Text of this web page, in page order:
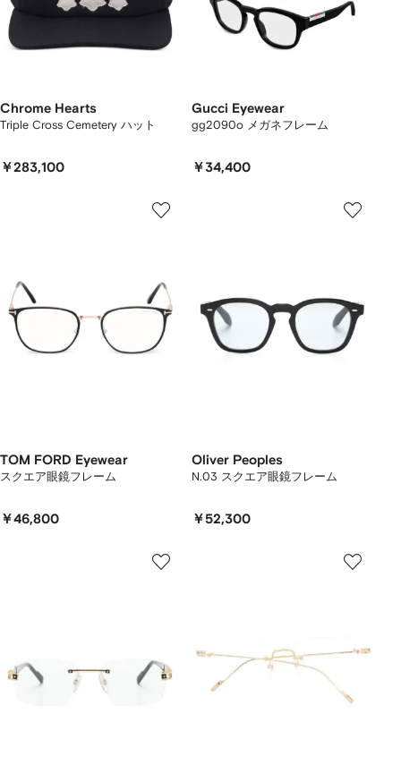
Chrome Hearts
Triple Cross Cemetery ハット
￥283,100
Gucci Eyewear
gg2090o メガネフレーム
￥34,400
TOM FORD Eyewear
スクエア眼鏡フレーム
￥46,800
Oliver Peoples
N.03 スクエア眼鏡フレーム
￥52,300